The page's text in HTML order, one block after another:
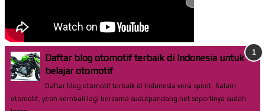
Daftar blog otomotif terbaik di Indonesia untuk
belajar otomotif
Daftar blog otomotif terbaik di Indonesia versi spnet- Salam
otomotif, yeah kembali lagi bersama sudutpandang.net sepertinya sudah